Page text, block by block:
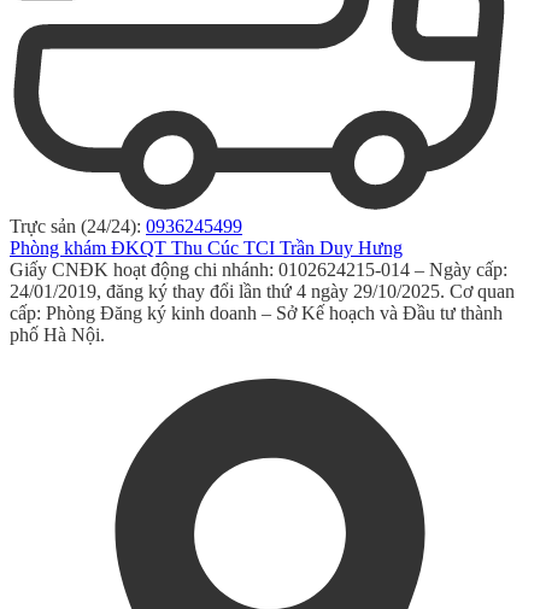
Trực sản (24/24): 0936245499
Phòng khám ĐKQT Thu Cúc TCI Trần Duy Hưng
Giấy CNĐK hoạt động chi nhánh: 0102624215-014 – Ngày cấp:
24/01/2019, đăng ký thay đổi lần thứ 4 ngày 29/10/2025. Cơ quan
cấp: Phòng Đăng ký kinh doanh – Sở Kế hoạch và Đầu tư thành
phố Hà Nội.